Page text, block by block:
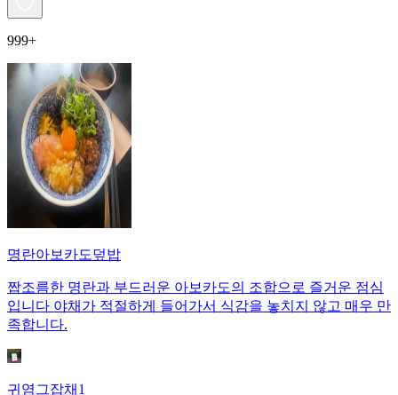
999+
명란아보카도덮밥
짭조름한 명란과 부드러운 아보카도의 조합으로 즐거운 점심
입니다 야채가 적절하게 들어가서 식감을 놓치지 않고 매우 만
족합니다.
귀염그잡채1